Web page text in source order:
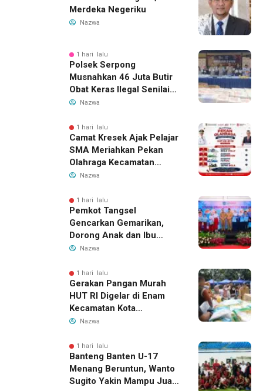
Merdeka Negeriku
Nazwa
1 hari lalu
Polsek Serpong
Musnahkan 46 Juta Butir
Obat Keras Ilegal Senilai
Rp230 Miliar
Nazwa
1 hari lalu
Camat Kresek Ajak Pelajar
SMA Meriahkan Pekan
Olahraga Kecamatan
Kresek 2026
Nazwa
1 hari lalu
Pemkot Tangsel
Gencarkan Gemarikan,
Dorong Anak dan Ibu
Hamil Penuhi Protein
Nazwa
1 hari lalu
Gerakan Pangan Murah
HUT RI Digelar di Enam
Kecamatan Kota
Tangerang, Catat
Nazwa
1 hari lalu
Banteng Banten U-17
Menang Beruntun, Wanto
Sugito Yakin Mampu Juara